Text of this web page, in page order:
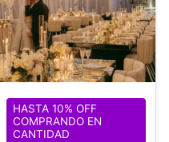
HASTA 10% OFF
COMPRANDO EN
CANTIDAD